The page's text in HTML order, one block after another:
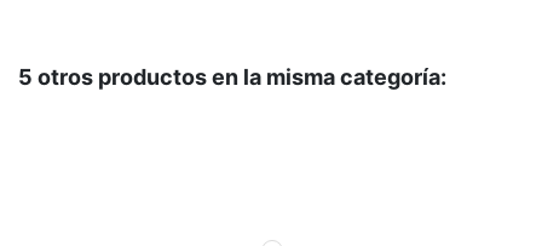
5 otros productos en la misma categoría: